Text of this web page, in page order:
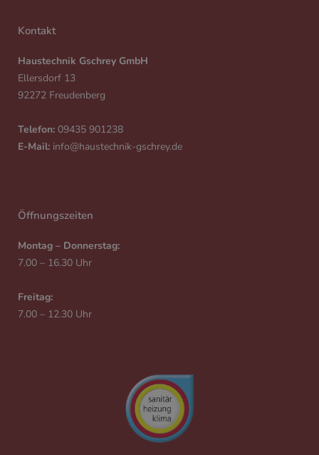
Kontakt
Haustechnik Gschrey GmbH
Ellersdorf 13
92272 Freudenberg
Telefon: 09435 901238
E-Mail: info@haustechnik-gschrey.de
Öffnungszeiten
Montag – Donnerstag:
7.00 – 16.30 Uhr
Freitag:
7.00 – 12.30 Uhr